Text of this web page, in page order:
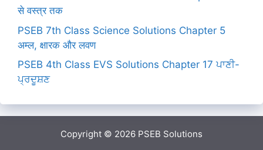
से वस्त्र तक
PSEB 7th Class Science Solutions Chapter 5
अम्ल, क्षारक और लवण
PSEB 4th Class EVS Solutions Chapter 17 ਪਾਣੀ-
ਪ੍ਰਦੂਸ਼ਣ
Copyright © 2026 PSEB Solutions